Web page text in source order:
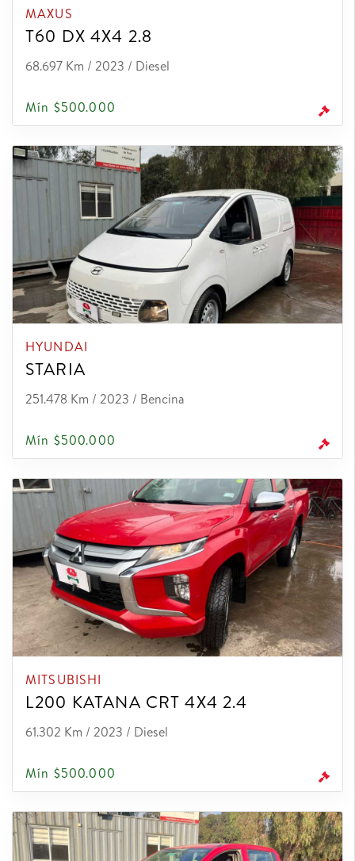
MAXUS
T60 DX 4X4 2.8
68.697 Km / 2023 / Diesel
Mín $500.000
HYUNDAI
STARIA
251.478 Km / 2023 / Bencina
Mín $500.000
MITSUBISHI
L200 KATANA CRT 4X4 2.4
61.302 Km / 2023 / Diesel
Mín $500.000